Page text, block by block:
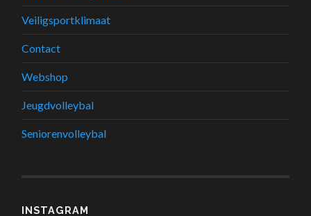
Veiligsportklimaat
Contact
Webshop
Jeugdvolleybal
Seniorenvolleybal
INSTAGRAM